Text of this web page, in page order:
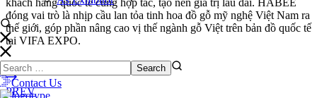
Contact Us
đóng vai trò là nhịp cầu lan tỏa tinh hoa đồ gỗ mỹ nghệ Việt Nam ra
thế giới, góp phần nâng cao vị thế ngành gỗ Việt trên bản đồ quốc tế
tại VIFA EXPO.
TwitterFacebookPinterestLinkedin
PREV